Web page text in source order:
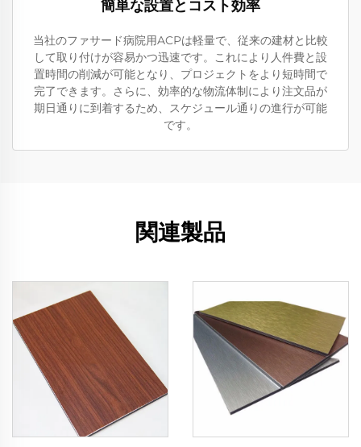
簡単な設置とコスト効率
当社のファサード病院用ACPは軽量で、従来の建材と比較
して取り付けが容易かつ迅速です。これにより人件費と設
置時間の削減が可能となり、プロジェクトをより短時間で
完了できます。さらに、効率的な物流体制により注文品が
期日通りに到着するため、スケジュール通りの進行が可能
です。
関連製品